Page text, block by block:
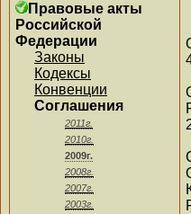
Правовые акты
Российской
Федерации
Законы
Кодексы
Конвенции
Соглашения
2011г.
2010г.
2009г.
2008г.
2007г.
2003г.